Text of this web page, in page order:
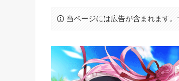
当ページには広告が含まれます